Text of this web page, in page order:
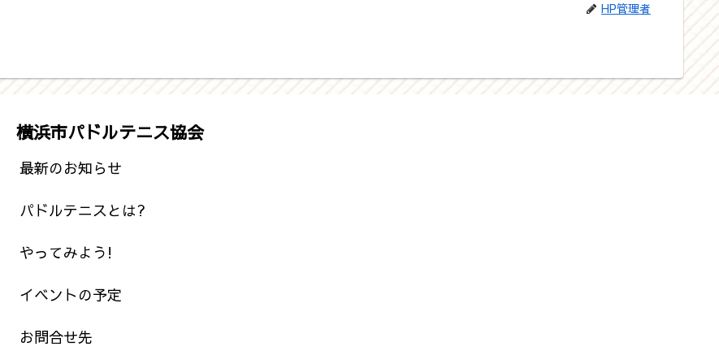
HP管理者
横浜市パドルテニス協会
最新のお知らせ
パドルテニスとは?
やってみよう!
イベントの予定
お問合せ先